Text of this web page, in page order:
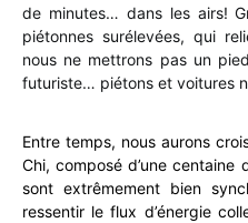
de minutes… dans les airs!
piétonnes surélevées, qui
nous ne mettrons pas un
futuriste… piétons et voitures
Entre temps, nous aurons
Chi, composé d’une centaine
sont extrêmement bien
ressentir le flux d’énergie